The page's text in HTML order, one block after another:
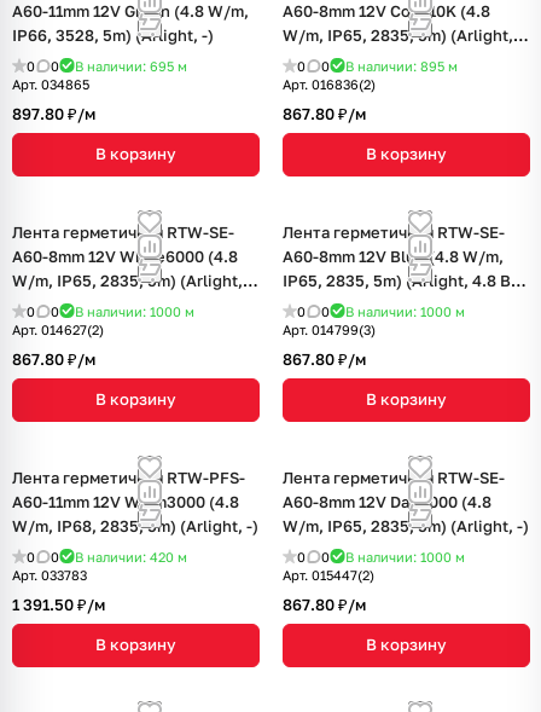
A60-11mm 12V Green (4.8 W/m,
IP66, 3528, 5m) (Arlight, -)
0 0 В наличии: 695 м
Арт. 034865
897.80 ₽/м
В корзину
A60-8mm 12V Cool 10K (4.8
W/m, IP65, 2835, 5m) (Arlight,
4.8 Вт/м, IP65)
0 0 В наличии: 895 м
Арт. 016836(2)
867.80 ₽/м
В корзину
Лента герметичная RTW-SE-
A60-8mm 12V White6000 (4.8
W/m, IP65, 2835, 5m) (Arlight,
4.8 Вт/м, IP65)
0 0 В наличии: 1000 м
Арт. 014627(2)
867.80 ₽/м
В корзину
Лента герметичная RTW-SE-
A60-8mm 12V Blue (4.8 W/m,
IP65, 2835, 5m) (Arlight, 4.8 Вт/
м, IP65)
0 0 В наличии: 1000 м
Арт. 014799(3)
867.80 ₽/м
В корзину
Лента герметичная RTW-PFS-
A60-11mm 12V Warm3000 (4.8
W/m, IP68, 2835, 5m) (Arlight, -)
0 0 В наличии: 420 м
Арт. 033783
1 391.50 ₽/м
В корзину
Лента герметичная RTW-SE-
A60-8mm 12V Day4000 (4.8
W/m, IP65, 2835, 5m) (Arlight, -)
0 0 В наличии: 1000 м
Арт. 015447(2)
867.80 ₽/м
В корзину